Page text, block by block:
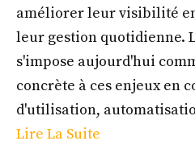
améliorer leur visibilité
leur gestion quotidienne.
s'impose aujourd'hui
concrète à ces enjeux en
d'utilisation,
Lire La Suite